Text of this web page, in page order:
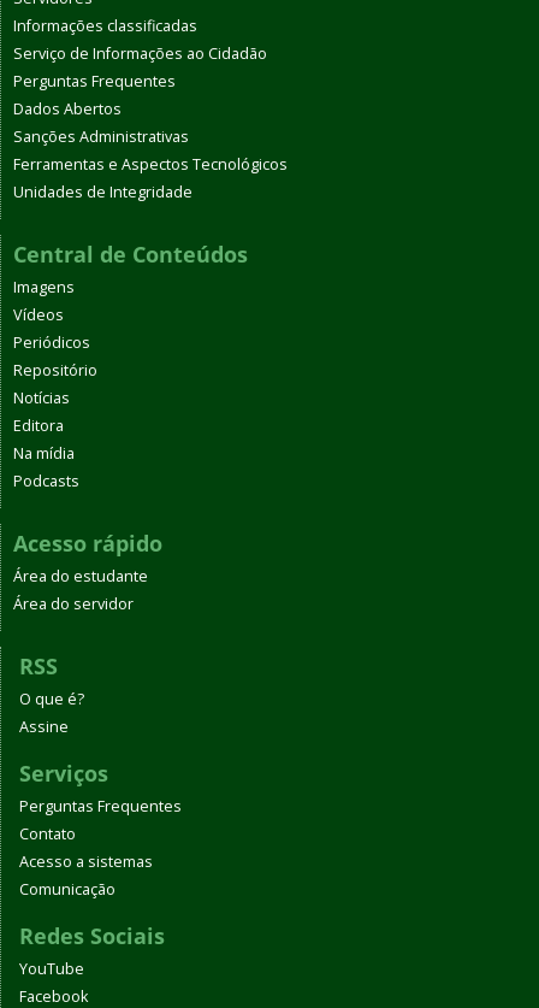
Informações classificadas
Serviço de Informações ao Cidadão
Perguntas Frequentes
Dados Abertos
Sanções Administrativas
Ferramentas e Aspectos Tecnológicos
Unidades de Integridade
Central de Conteúdos
Imagens
Vídeos
Periódicos
Repositório
Notícias
Editora
Na mídia
Podcasts
Acesso rápido
Área do estudante
Área do servidor
RSS
O que é?
Assine
Serviços
Perguntas Frequentes
Contato
Acesso a sistemas
Comunicação
Redes Sociais
YouTube
Facebook